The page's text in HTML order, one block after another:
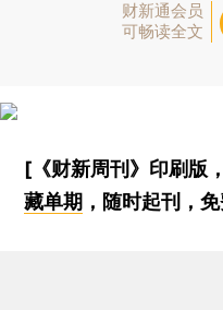
财新通会员
可畅读全文
[《财新周刊》印刷版，
藏单期 ，随时起刊，